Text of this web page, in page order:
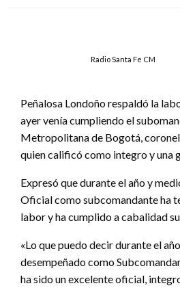
Radio Santa Fe CM
Peñalosa Londoño respaldó la
ayer venía cumpliendo el
Metropolitana de Bogotá, coronel
quien calificó como integro y una
Expresó que durante el año y
Oficial como subcomandante ha
labor y ha cumplido a cabalidad
«Lo que puedo decir durante el
desempeñado como
ha sido un excelente oficial,